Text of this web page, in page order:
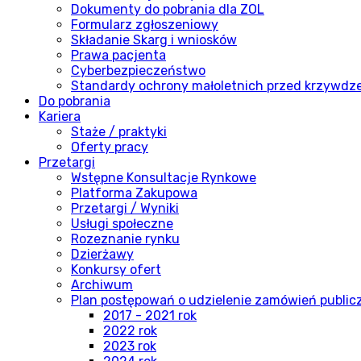
Dokumenty do pobrania dla ZOL
Formularz zgłoszeniowy
Składanie Skarg i wniosków
Prawa pacjenta
Cyberbezpieczeństwo
Standardy ochrony małoletnich przed
Do pobrania
Kariera
Staże / praktyki
Oferty pracy
Przetargi
Wstępne Konsultacje Rynkowe
Platforma Zakupowa
Przetargi / Wyniki
Usługi społeczne
Rozeznanie rynku
Dzierżawy
Konkursy ofert
Archiwum
Plan postępowań o udzielenie zamówień
2017 - 2021 rok
2022 rok
2023 rok